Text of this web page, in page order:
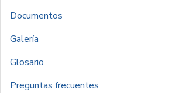
Documentos
Galería
Glosario
Preguntas frecuentes